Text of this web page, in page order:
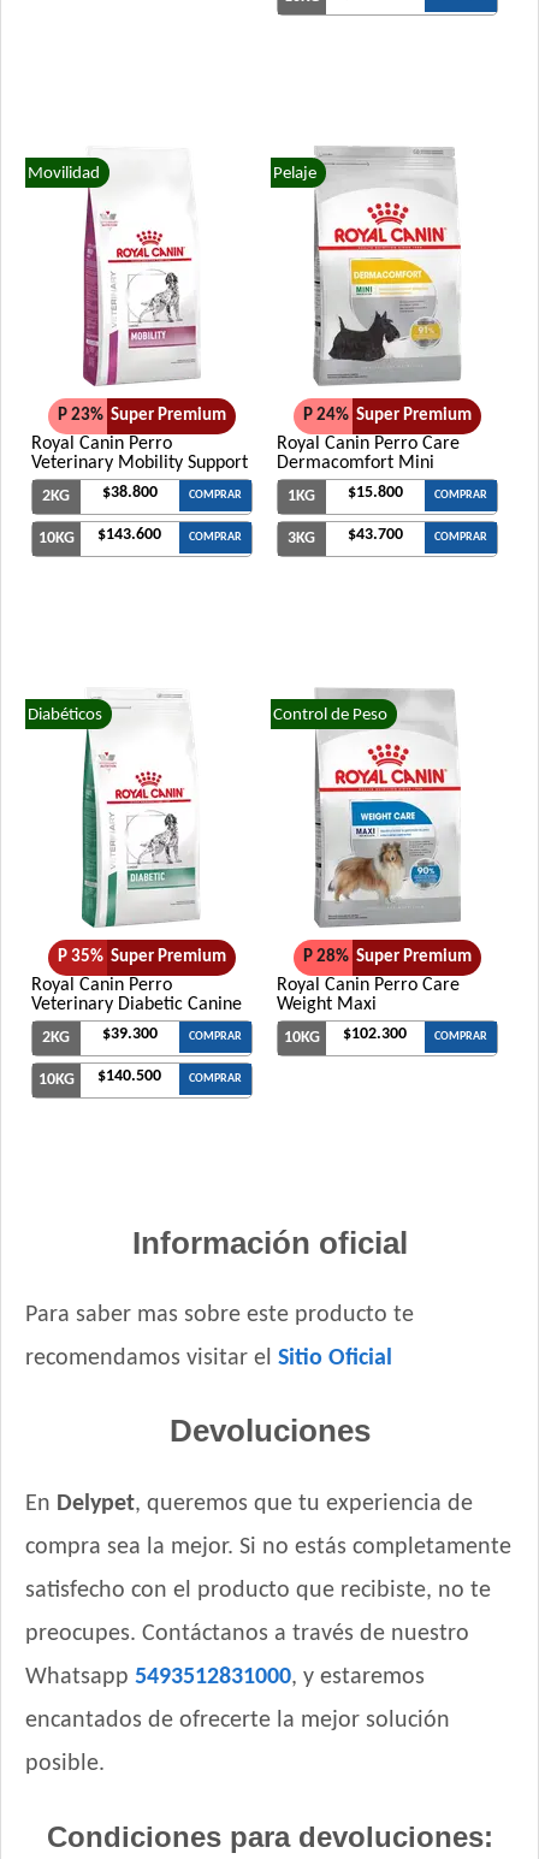
Movilidad
P 23% Super Premium
Royal Canin Perro
Veterinary Mobility Support
2KG $38.800 COMPRAR
10KG $143.600 COMPRAR
Pelaje
P 24% Super Premium
Royal Canin Perro Care
Dermacomfort Mini
1KG $15.800 COMPRAR
3KG $43.700 COMPRAR
Diabéticos
P 35% Super Premium
Royal Canin Perro
Veterinary Diabetic Canine
2KG $39.300 COMPRAR
10KG $140.500 COMPRAR
Control de Peso
P 28% Super Premium
Royal Canin Perro Care
Weight Maxi
10KG $102.300 COMPRAR
Información oficial
Para saber mas sobre este producto te
recomendamos visitar el Sitio Oficial
Devoluciones
En Delypet, queremos que tu experiencia de
compra sea la mejor. Si no estás completamente
satisfecho con el producto que recibiste, no te
preocupes. Contáctanos a través de nuestro
Whatsapp 5493512831000, y estaremos
encantados de ofrecerte la mejor solución
posible.
Condiciones para devoluciones: